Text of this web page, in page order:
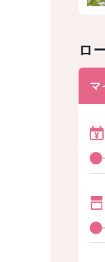
ロ
マ